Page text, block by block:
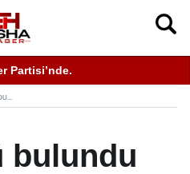
İl Başkanı Sinem Eltin'den
bulundu